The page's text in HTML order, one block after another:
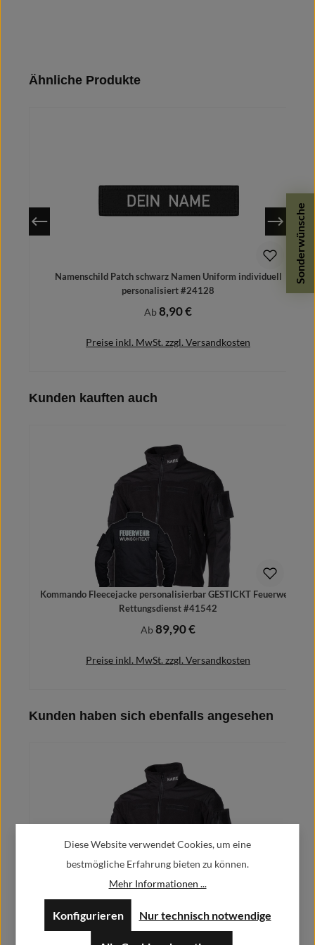
Sonderwünsche
Produktgalerie überspringen
Ähnliche Produkte
Namenschild Patch schwarz Namen Uniform individuell
personalisiert #24128
Regulärer Preis:
Ab8,90 €
Preise inkl. MwSt. zzgl. Versandkosten
Produktgalerie überspringen
Kunden kauften auch
Kommando Fleecejacke personalisierbar GESTICKT Feuerwehr
Rettungsdienst #41542
Regulärer Preis:
Ab89,90 €
Preise inkl. MwSt. zzgl. Versandkosten
Produktgalerie überspringen
Kunden haben sich ebenfalls angesehen
Kommando Fleecejacke personalisierbar GESTICKT Feuerwehr
Diese Website verwendet Cookies, um eine
bestmögliche Erfahrung bieten zu können.
Mehr Informationen ...
Nur technisch notwendige
Konfigurieren